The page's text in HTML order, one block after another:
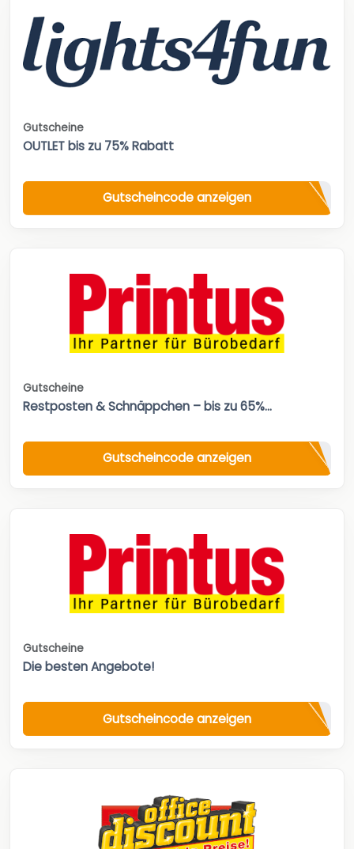
Gutscheine
OUTLET bis zu 75% Rabatt
Gutscheincode anzeigen
Gutscheine
Restposten & Schnäppchen – bis zu 65%...
Gutscheincode anzeigen
Gutscheine
Die besten Angebote!
Gutscheincode anzeigen